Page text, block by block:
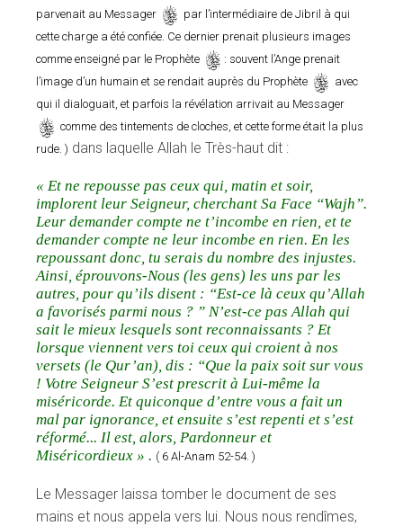
parvenait au Messager s par l’intermédiaire de Jibril à qui
cette charge a été confiée. Ce dernier prenait plusieurs images
comme enseigné par le Prophète s : souvent l’Ange prenait
l’image d’un humain et se rendait auprès du Prophète s avec
qui il dialoguait, et parfois la révélation arrivait au Messager
s comme des tintements de cloches, et cette forme était la plus
rude. ) dans laquelle Allah le Très-haut dit :
« Et ne repousse pas ceux qui, matin et soir,
implorent leur Seigneur, cherchant Sa Face “Wajh”.
Leur demander compte ne t’incombe en rien, et te
demander compte ne leur incombe en rien. En les
repoussant donc, tu serais du nombre des injustes.
Ainsi, éprouvons-Nous (les gens) les uns par les
autres, pour qu’ils disent : “Est-ce là ceux qu’Allah
a favorisés parmi nous ? ” N’est-ce pas Allah qui
sait le mieux lesquels sont reconnaissants ? Et
lorsque viennent vers toi ceux qui croient à nos
versets (le Qur’an), dis : “Que la paix soit sur vous
! Votre Seigneur S’est prescrit à Lui-même la
miséricorde. Et quiconque d’entre vous a fait un
mal par ignorance, et ensuite s’est repenti et s’est
réformé... Il est, alors, Pardonneur et
Miséricordieux » . ( 6 Al-Anam 52-54. )
Le Messager laissa tomber le document de ses
mains et nous appela vers lui. Nous nous rendîmes,